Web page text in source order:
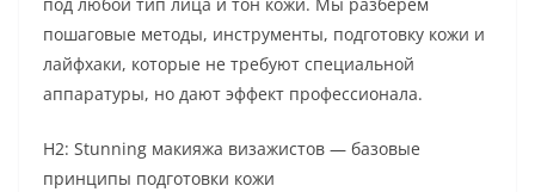
пошаговые методы, инструменты, подготовку кожи и
лайфхаки, которые не требуют специальной
аппаратуры, но дают эффект профессионала.
H2: Stunning макияжа визажистов — базовые
принципы подготовки кожи